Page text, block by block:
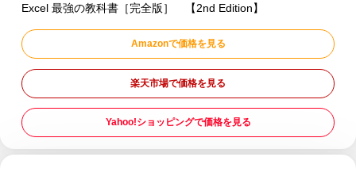
Excel 最強の教科書［完全版］ 【2nd Edition】
Amazonで価格を見る
楽天市場で価格を見る
Yahoo!ショッピングで価格を見る